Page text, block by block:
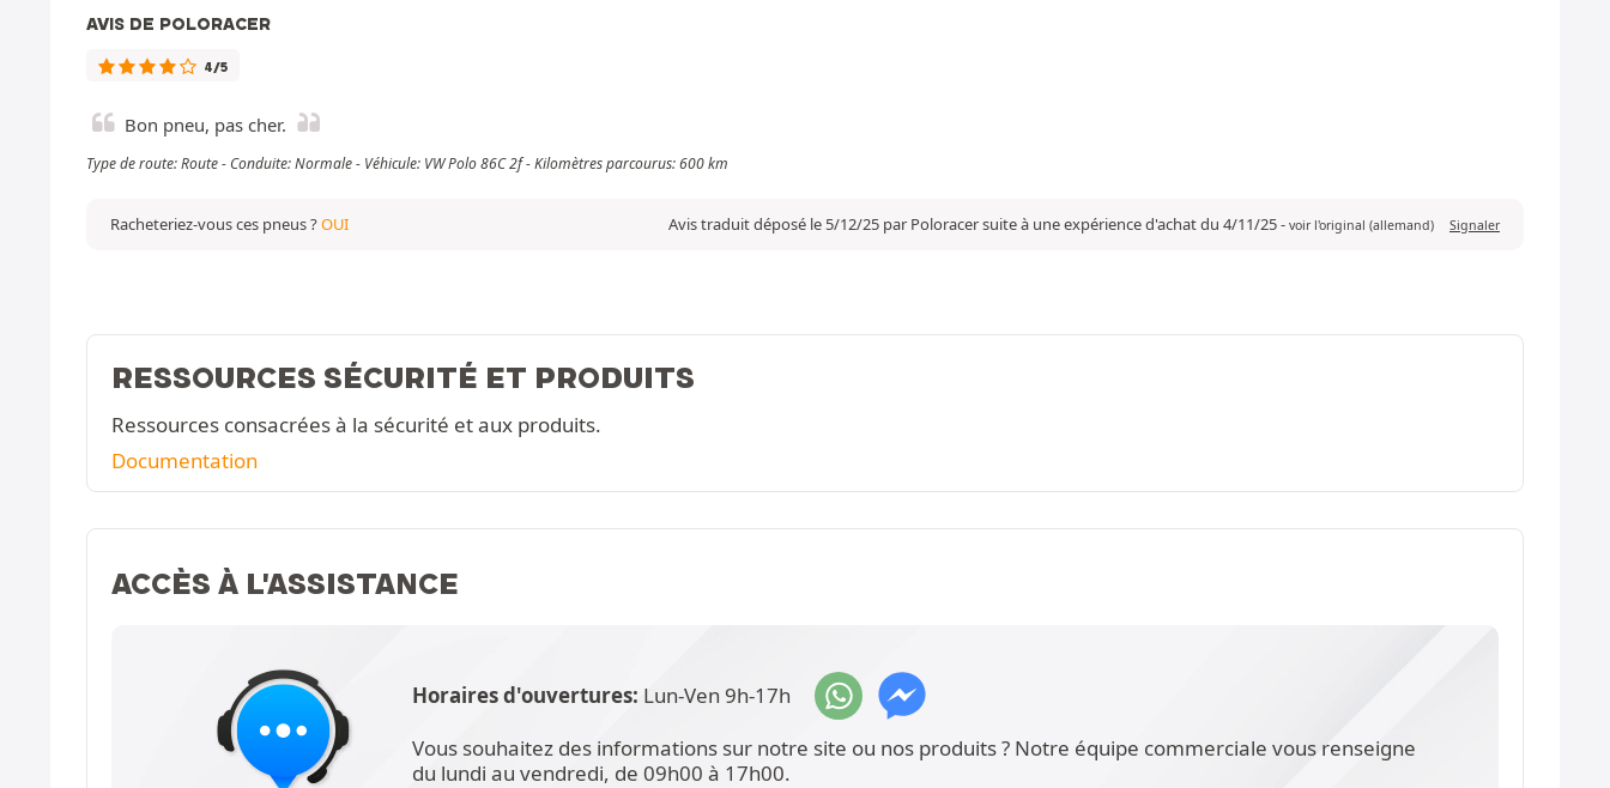
AVIS DE POLORACER
4/5
Bon pneu, pas cher.
Type de route: Route - Conduite: Normale - Véhicule: VW Polo 86C 2f - Kilomètres parcourus: 600 km
Avis traduit déposé le 5/12/25 par Poloracer suite à une expérience d'achat du 4/11/25- voir l'original (allemand) Signaler
Racheteriez-vous ces pneus ?OUI
RESSOURCES SÉCURITÉ ET PRODUITS
Ressources consacrées à la sécurité et aux produits.
Documentation
ACCÈS À L'ASSISTANCE
Horaires d'ouvertures: Lun-Ven 9h-17h
Vous souhaitez des informations sur notre site ou nos produits ? Notre équipe commerciale vous renseigne
du lundi au vendredi, de 09h00 à 17h00.